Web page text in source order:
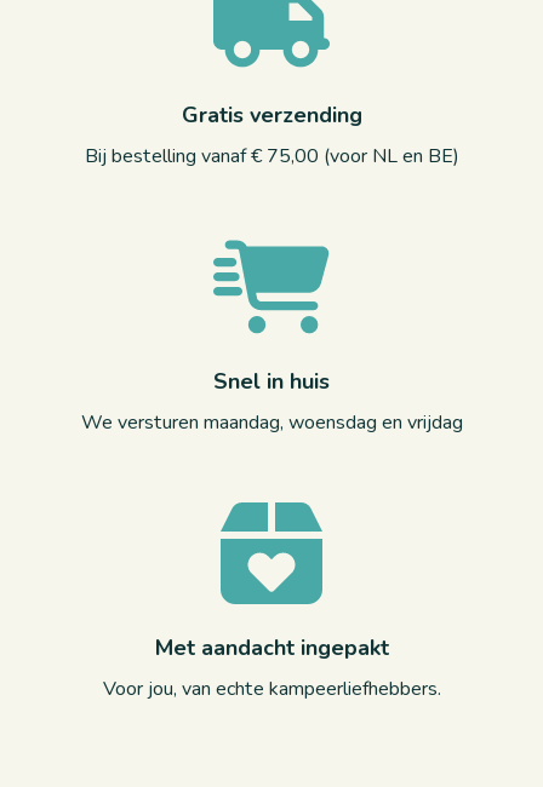
Gratis verzending
Bij bestelling vanaf € 75,00 (voor NL en BE)
Snel in huis
We versturen maandag, woensdag en vrijdag
Met aandacht ingepakt
Voor jou, van echte kampeerliefhebbers.